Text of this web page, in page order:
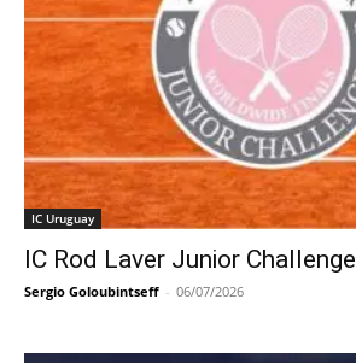
IC Uruguay
IC Rod Laver Junior Challenge
Sergio Goloubintseff - 06/07/2026